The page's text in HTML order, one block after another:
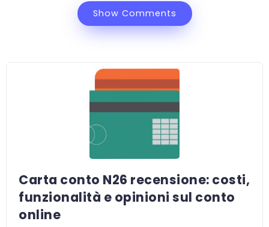
Show Comments
Carta conto N26 recensione: costi,
funzionalità e opinioni sul conto
online